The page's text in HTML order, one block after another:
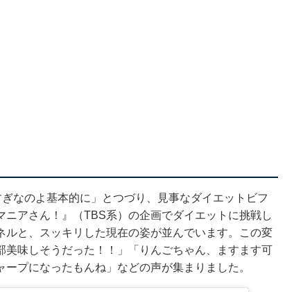
なのよ基本的に」とつづり、見事なダイエットビフ
アさん！』（TBS系）の企画でダイエットに挑戦し
と、スッキリした現在の姿が並んでいます。この変
味しそうだった！！」「りんごちゃん、ますます可
プになったもんね」などの声が集まりました。